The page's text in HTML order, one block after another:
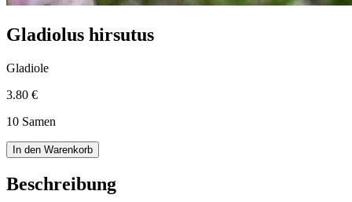
Gladiolus hirsutus
Gladiole
3.80 €
10 Samen
In den Warenkorb
Beschreibung